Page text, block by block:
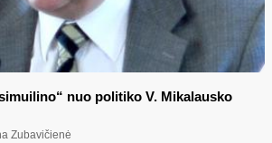
nuo politiko V. Mikalausko
Zubavičienė